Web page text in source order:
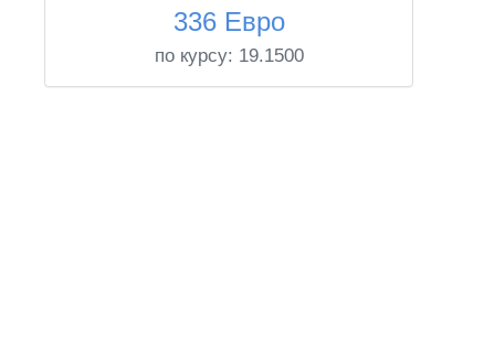
336 Евро
по курсу: 19.1500